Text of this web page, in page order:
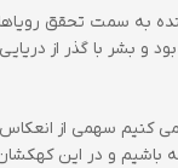
به سمت تحقق
و بشر با گذر از
کنیم سهمی از
باشیم و در این